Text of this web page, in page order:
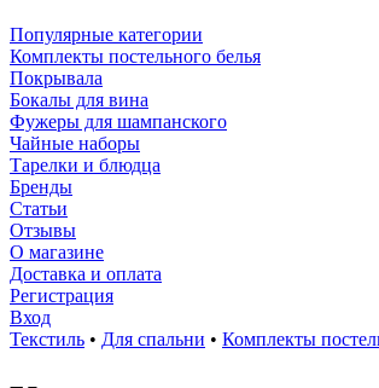
Популярные категории
Комплекты постельного белья
Покрывала
Бокалы для вина
Фужеры для шампанского
Чайные наборы
Тарелки и блюдца
Бренды
Статьи
Отзывы
О магазине
Доставка и оплата
Регистрация
Вход
Текстиль • Для спальни • Комплекты